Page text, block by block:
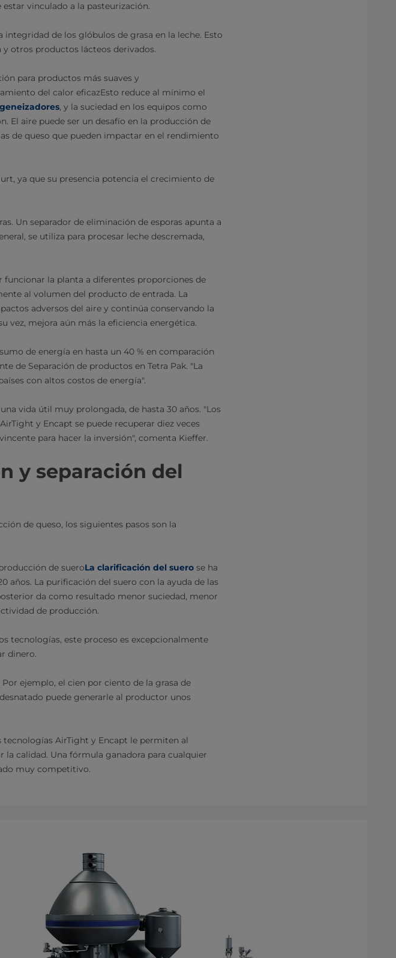
vinculado a la pasteurización.
de los glóbulos de grasa en la leche. Esto
y otros productos lácteos derivados.
para productos más suaves y
del calor eficazEsto reduce al mínimo el
, y la suciedad en los equipos como
El aire puede ser un desafío en la producción de
de queso que pueden impactar en el rendimiento
ya que su presencia potencia el crecimiento de
Un separador de eliminación de esporas apunta a
se utiliza para procesar leche descremada,
la planta a diferentes proporciones de
al volumen del producto de entrada. La
adversos del aire y continúa conservando la
vez, mejora aún más la eficiencia energética.
de energía en hasta un 40 % en comparación
de Separación de productos en Tetra Pak. "La
con altos costos de energía".
vida útil muy prolongada, de hasta 30 años. "Los
y Encapt se puede recuperar diez veces
para hacer la inversión", comenta Kieffer.
y separación del
de queso, los siguientes pasos son la
de sueroLa clarificación del suero se ha
La purificación del suero con la ayuda de las
da como resultado menor suciedad, menor
de producción.
tecnologías, este proceso es excepcionalmente
dinero.
ejemplo, el cien por ciento de la grasa de
puede generarle al productor unos
AirTight y Encapt le permiten al
calidad. Una fórmula ganadora para cualquier
muy competitivo.